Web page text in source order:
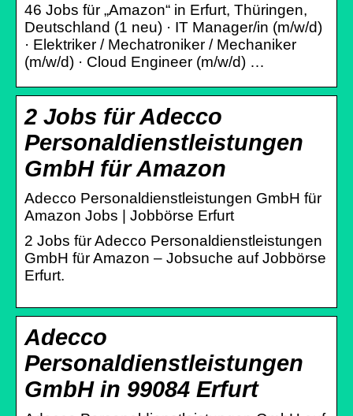
46 Jobs für „Amazon“ in Erfurt, Thüringen,
Deutschland (1 neu) · IT Manager/in (m/w/d)
· Elektriker / Mechatroniker / Mechaniker
(m/w/d) · Cloud Engineer (m/w/d) …
2 Jobs für Adecco
Personaldienstleistungen
GmbH für Amazon
Adecco Personaldienstleistungen GmbH für
Amazon Jobs | Jobbörse Erfurt
2 Jobs für Adecco Personaldienstleistungen
GmbH für Amazon – Jobsuche auf Jobbörse
Erfurt.
Adecco
Personaldienstleistungen
GmbH in 99084 Erfurt